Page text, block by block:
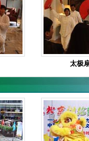
太极